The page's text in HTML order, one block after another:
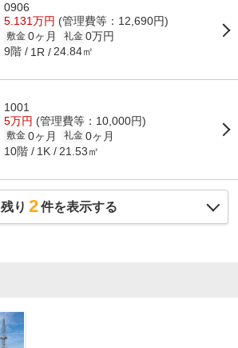
0906
5.131万円 (管理費等：12,690円)
敷金 0ヶ月 礼金 0万円
9階 1R 24.84㎡
1001
5万円 (管理費等：10,000円)
敷金 0ヶ月 礼金 0ヶ月
10階 1K 21.53㎡
残り 2件を表示する